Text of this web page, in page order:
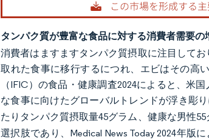
タンパク質が豊富な食品に対する消費者需要の
消費者はますますタンパク質摂取に注目して
取れた食事に移行するにつれ、エビはその高
（IFIC）の食品・健康調査2024によると、米
な食事に向けたグローバルトレンドが浮き彫
たりタンパク質摂取量45グラム、健康な男性
選択肢であり、Medical News Today 2024年版